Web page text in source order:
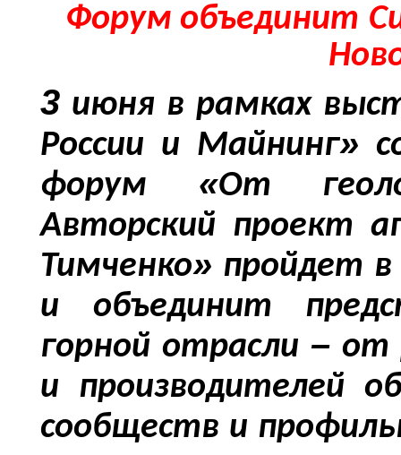
Форум объединит
3 июня в рамках
России и Майнинг»
форум
«От
Авторский проект
Тимченко» пройдет в
и
объединит
горной отрасли – от
и производителей
сообществ и